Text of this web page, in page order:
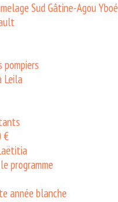
Sud Gâtine-Agou Yboé
Leila
€
programme
année blanche